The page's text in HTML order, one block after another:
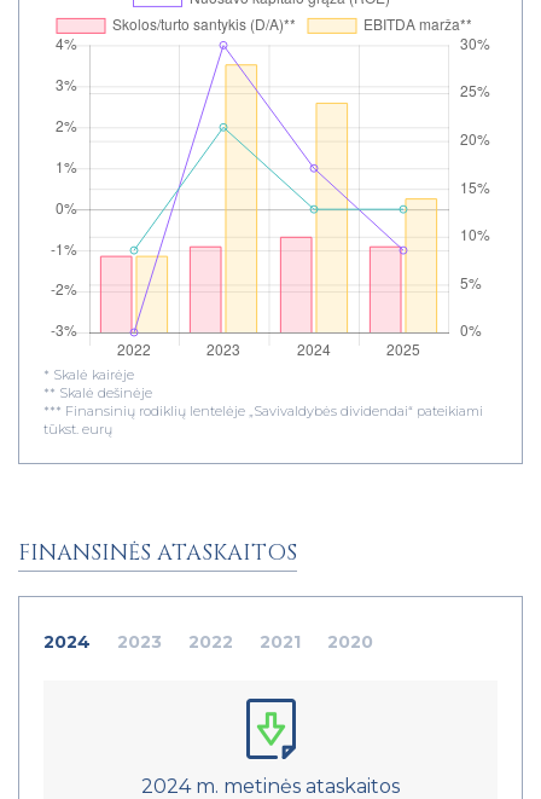
* Skalė kairėje
** Skalė dešinėje
*** Finansinių rodiklių lentelėje „Savivaldybės dividendai“ pateikiami
tūkst. eurų
FINANSINĖS ATASKAITOS
2024 2023 2022 2021 2020
2024 m. metinės ataskaitos